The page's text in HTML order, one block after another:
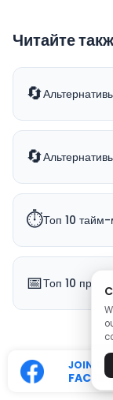
JOIN
Читайте
🔄
🔄
⏱️Топ 10
📅Топ 10